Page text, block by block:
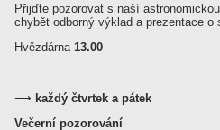
Přijďte pozorovat s naší
chybět odborný výklad a prezentace
Hvězdárna 13.00
⟶ každý čtvrtek a pátek
Večerní pozorování